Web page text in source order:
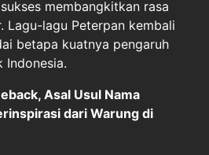
membangkitkan rasa
Lagu-lagu Peterpan kembali
betapa kuatnya pengaruh
Indonesia.
Asal Usul Nama
dari Warung di